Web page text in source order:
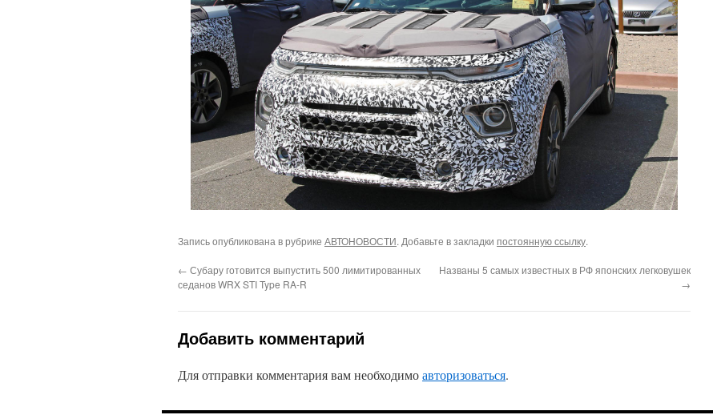
Запись опубликована в рубрике АВТОНОВОСТИ. Добавьте в закладки постоянную ссылку.
← Субару готовится выпустить 500 лимитированных
седанов WRX STI Type RA-R
Названы 5 самых известных в РФ японских легковушек
→
Добавить комментарий
Для отправки комментария вам необходимоавторизоваться.